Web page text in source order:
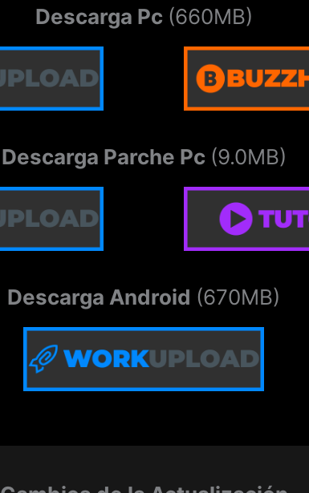
Descarga Pc (660MB)
Descarga Parche Pc (9.0MB)
Descarga Android (670MB)